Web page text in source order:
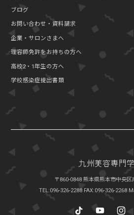
ブログ
お問い合わせ・資料請求
企業・サロンさまへ
理容師免許をお持ちの方へ
高校2・1年生の方へ
学校感染症提出書類
〒860-0848 熊本県熊本市中央区
TEL:096-326-2288 FAX:096-326-2268